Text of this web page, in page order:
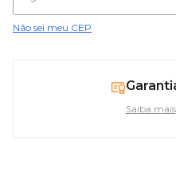
Não sei meu CEP
Saiba mais